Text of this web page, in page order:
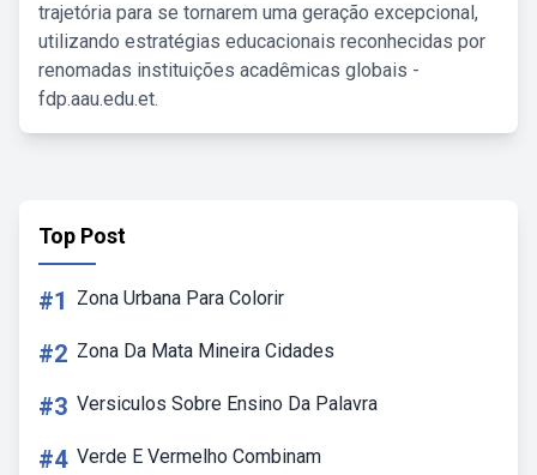
trajetória para se tornarem uma geração excepcional,
utilizando estratégias educacionais reconhecidas por
renomadas instituições acadêmicas globais -
fdp.aau.edu.et.
Top Post
#1 Zona Urbana Para Colorir
#2 Zona Da Mata Mineira Cidades
#3 Versiculos Sobre Ensino Da Palavra
#4 Verde E Vermelho Combinam